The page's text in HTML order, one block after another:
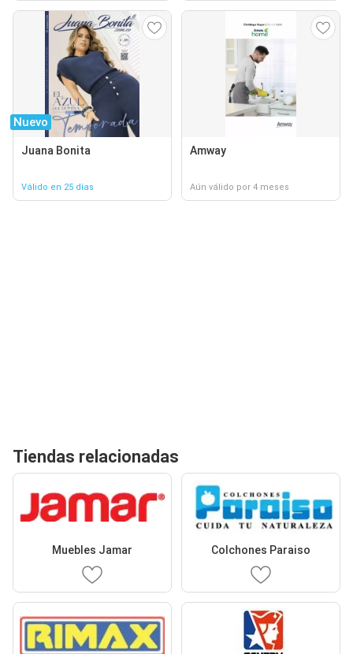
Nuevo
Juana Bonita
Válido en 25 días
Amway
Aún válido por 4 meses
Tiendas relacionadas
Muebles Jamar Colchones Paraiso